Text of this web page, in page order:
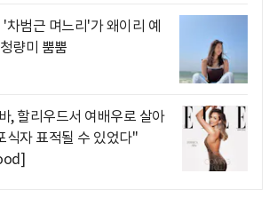
차범근 며느리'가 왜이리 예
량미 뿜뿜
, 할리우드서 여배우로 살아
식자 표적될 수 있었다"